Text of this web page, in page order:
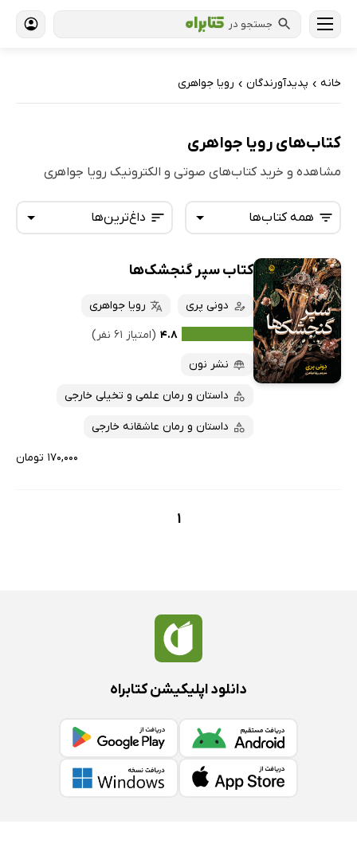
جستجو در
خانه › پدیدآورندگان › رویا جواهری
کتاب‌های رویا جواهری
مشاهده و خرید کتاب‌های صوتی و الکترونیک رویا جواهری
داغ‌ترین‌ها
تازه‌ها
داغ‌ترین‌ها
پرفروش‌ها
ارزان ترین‌ها
همه کتاب‌ها
همه کتاب‌ها
کتاب‌های صوتی
کتاب‌های متنی
کتاب سپر گنجشک‌ها
دونی پری
رویا جواهری
۴.۸ (امتیاز ۶۱ نفر)
نشر نون
داستان و رمان علمی و تخیلی خارجی
داستان و رمان عاشقانه خارجی
۱۷۰,۰۰۰ تومان
1
دانلود اپلیکیشن کتابراه